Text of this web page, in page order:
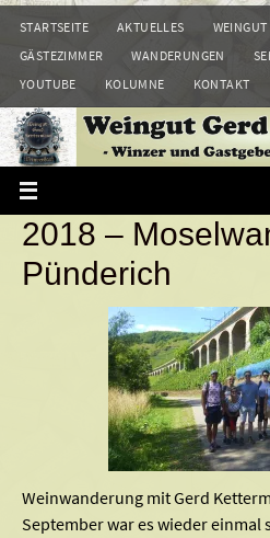
Zum
Inhalt
STARTSEITE AKTUELLES WEINGUT
GÄSTEZIMMER
WANDERUNGEN
YOUTUBE
KOLUMNE KONTAKT
2018 –
Pünderich
Weinwanderung mit Gerd
September war es wieder einmal